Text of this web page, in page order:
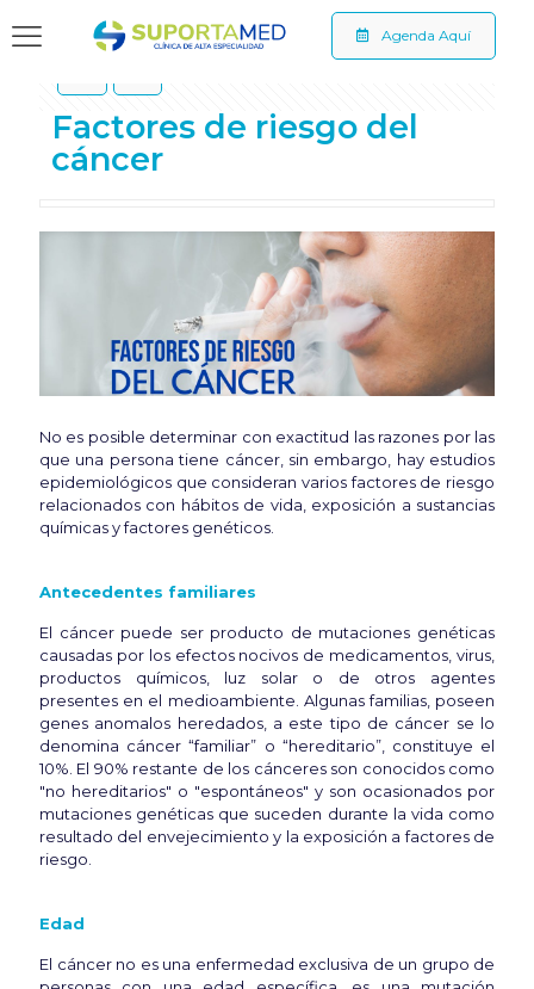
Agenda Aquí
Factores de riesgo del
cáncer
No es posible determinar con exactitud las razones por las
que una persona tiene cáncer, sin embargo, hay estudios
epidemiológicos que consideran varios factores de riesgo
relacionados con hábitos de vida, exposición a sustancias
químicas y factores genéticos.
Antecedentes familiares
El cáncer puede ser producto de mutaciones genéticas
causadas por los efectos nocivos de medicamentos, virus,
productos químicos, luz solar o de otros agentes
presentes en el medioambiente. Algunas familias, poseen
genes anomalos heredados, a este tipo de cáncer se lo
denomina cáncer “familiar” o “hereditario”, constituye el
10%. El 90% restante de los cánceres son conocidos como
"no hereditarios" o "espontáneos" y son ocasionados por
mutaciones genéticas que suceden durante la vida como
resultado del envejecimiento y la exposición a factores de
riesgo.
Edad
El cáncer no es una enfermedad exclusiva de un grupo de